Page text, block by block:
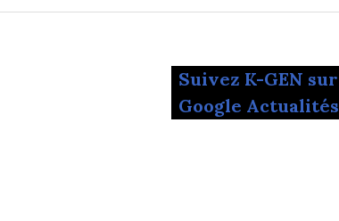
Suivez K-GEN sur
Google Actualités